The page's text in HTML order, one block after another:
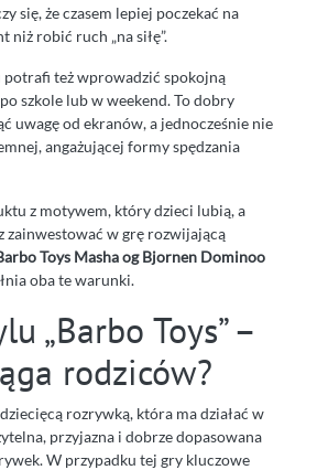
się, że czasem lepiej poczekać na
robić ruch „na siłę”.
potrafi też wprowadzić spokojną
szkole lub w weekend. To dobry
uwagę od ekranów, a jednocześnie nie
angażującej formy spędzania
z motywem, który dzieci lubią, a
zainwestować w grę rozwijającą
Toys Masha og Bjornen Dominoo
oba te warunki.
„Barbo Toys” –
rodziców?
rozrywką, która ma działać w
przyjazna i dobrze dopasowana
W przypadku tej gry kluczowe